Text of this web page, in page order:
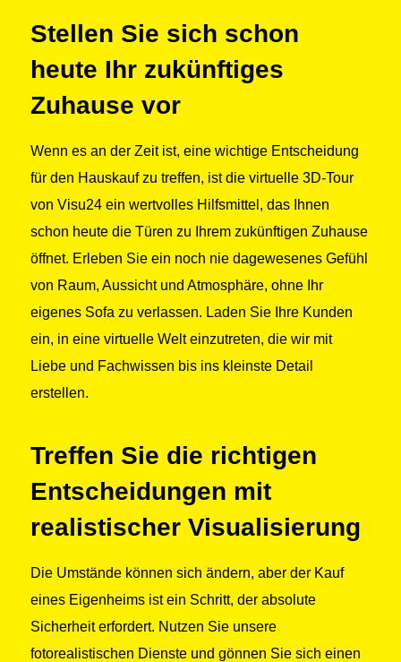
Stellen Sie sich schon
heute Ihr zukünftiges
Zuhause vor
Wenn es an der Zeit ist, eine wichtige Entscheidung
für den Hauskauf zu treffen, ist die virtuelle 3D-Tour
von Visu24 ein wertvolles Hilfsmittel, das Ihnen
schon heute die Türen zu Ihrem zukünftigen Zuhause
öffnet. Erleben Sie ein noch nie dagewesenes Gefühl
von Raum, Aussicht und Atmosphäre, ohne Ihr
eigenes Sofa zu verlassen. Laden Sie Ihre Kunden
ein, in eine virtuelle Welt einzutreten, die wir mit
Liebe und Fachwissen bis ins kleinste Detail
erstellen.
Treffen Sie die richtigen
Entscheidungen mit
realistischer Visualisierung
Die Umstände können sich ändern, aber der Kauf
eines Eigenheims ist ein Schritt, der absolute
Sicherheit erfordert. Nutzen Sie unsere
fotorealistischen Dienste und gönnen Sie sich einen